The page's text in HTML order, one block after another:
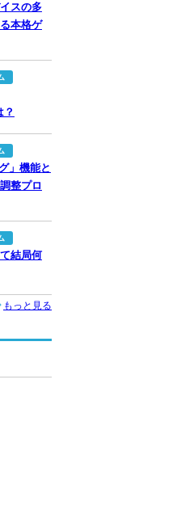
スの多
本格ゲ
」機能と
整プロ
結局何
もっと見る